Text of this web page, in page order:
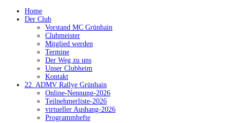
Home
Der Club
Vorstand MC Grünhain
Clubmeister
Mitglied werden
Termine
Der Weg zu uns
Unser Clubheim
Kontakt
22. ADMV Rallye Grünhain
Online-Nennung-2026
Teilnehmerliste-2026
virtueller Aushang-2026
Programmhefte